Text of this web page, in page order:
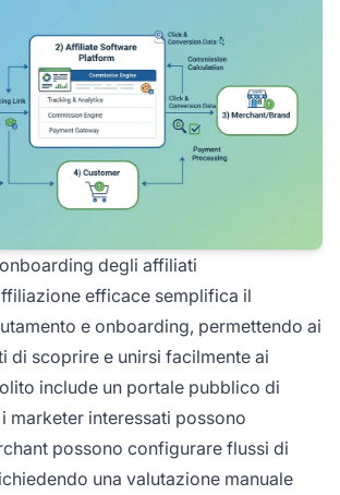
degli affiliati
efficace semplifica il
e onboarding, permettendo ai
di scoprire e unirsi facilmente ai
include un portale pubblico di
marketer interessati possono
possono configurare flussi di
una valutazione manuale